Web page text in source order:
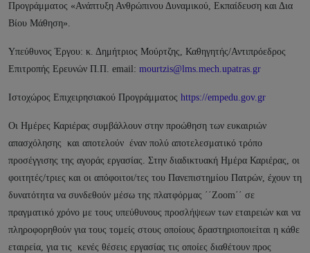
Προγράμματος «Ανάπτυξη Ανθρώπινου Δυναμικού, Εκπαίδευση και Δια
Βίου Μάθηση».
Υπεύθυνος Έργου: κ. Δημήτριος Μούρτζης, Καθηγητής/Αντιπρόεδρος
Επιτροπής Ερευνών Π.Π. email: mourtzis@lms.mech.upatras.gr
Ιστοχώρος Επιχειρησιακού Προγράμματος https://empedu.gov.gr
Οι Ημέρες Καριέρας συμβάλλουν στην προώθηση των ευκαιριών
απασχόλησης και αποτελούν έναν πολύ αποτελεσματικό τρόπο
προσέγγισης της αγοράς εργασίας. Στην διαδικτυακή Ημέρα Καριέρας, οι
φοιτητές/τριες και οι απόφοιτοι/τες του Πανεπιστημίου Πατρών, έχουν τη
δυνατότητα να συνδεθούν μέσω της πλατφόρμας ΄΄Ζoom΄΄ σε
πραγματικό χρόνο με τους υπεύθυνους προσλήψεων των εταιρειών και να
πληροφορηθούν για τους τομείς στους οποίους δραστηριοποιείται η κάθε
εταιρεία, για τις κενές θέσεις εργασίας τις οποίες διαθέτουν προς